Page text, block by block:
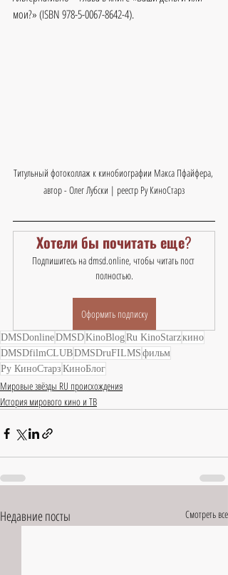
мои?» (ISBN 978-5-0067-8642-4).
Титульный фотоколлаж к кинобиографии Макса Пфайфера,
автор - Олег Лубски | реестр Ру КиноСтарз
Хотели бы почитать еще?
Подпишитесь на dmsd.online, чтобы читать пост
полностью.
Оформить подписку
DMSDonlineDMSDKinoBlogRu KinoStarzкино
DMSDfilmCLUBDMSDruFILMS фильм
Ру КиноСтарз КиноБлог
Мировые звёзды RU происхождения
История мирового кино и ТВ
Недавние посты Смотреть все